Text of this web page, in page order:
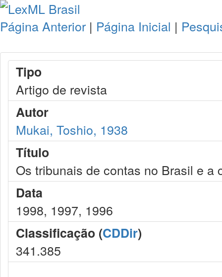
Página Anterior | Página Inicial |
Tipo
Artigo de revista
Autor
Mukai, Toshio, 1938
Título
Os tribunais de contas no Brasil e a
Data
1998, 1997, 1996
Classificação (CDDir)
341.385